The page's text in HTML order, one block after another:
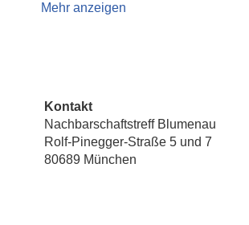
Mehr anzeigen
Kontakt
Nachbarschaftstreff Blumenau
Rolf-Pinegger-Straße 5 und 7
80689 München